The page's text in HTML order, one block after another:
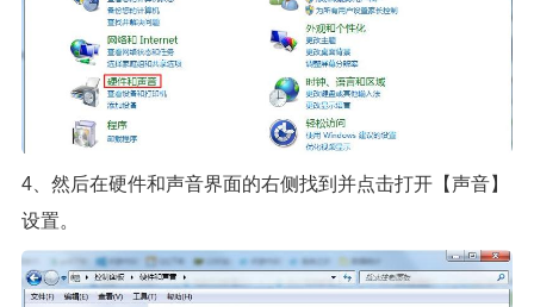
4、然后在硬件和声音界面的右侧找到并点击打开【声音】
设置。